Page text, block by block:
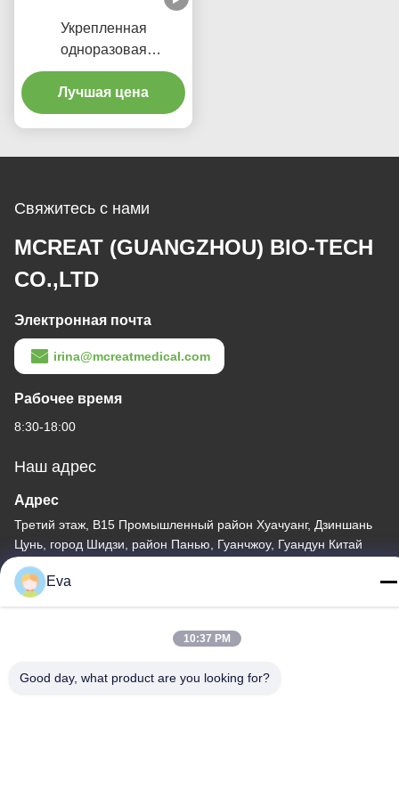
Укрепленная
одноразовая
эндотрахеальная трубка
с микротонким PU-
зажатым портом
Лучшая цена
Свяжитесь с нами
MCREAT (GUANGZHOU) BIO-TECH
CO.,LTD
Электронная почта
irina@mcreatmedical.com
Рабочее время
8:30-18:00
Наш адрес
Адрес
Третий этаж, B15 Промышленный район Хуачуанг, Дзиншань
Цунь, город Шидзи, район Панью, Гуанчжоу, Гуандун Китай
Телефон
86-020-3156-0583
Eva
10:37 PM
Good day, what product are you looking for?